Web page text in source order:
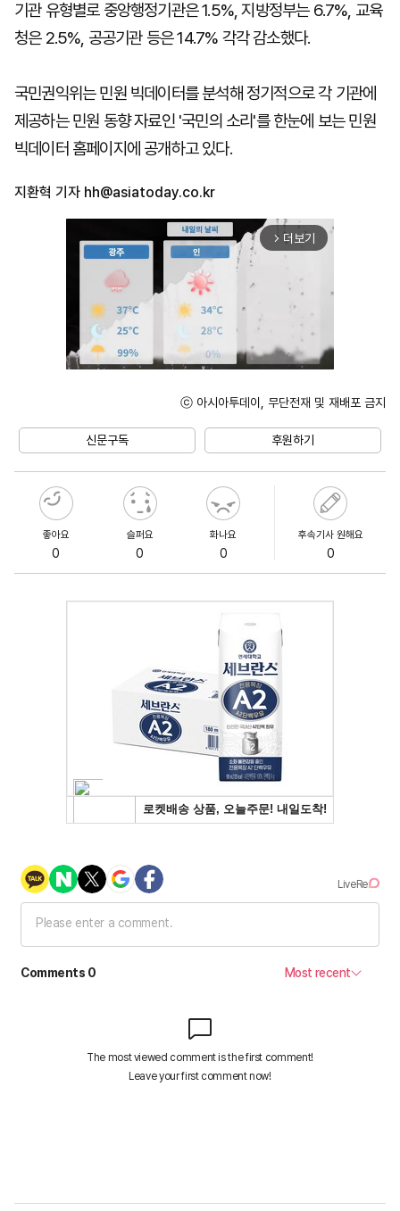
기관 유형별로 중앙행정기관은 1.5%, 지방정부는 6.7%, 교육
청은 2.5%, 공공기관 등은 14.7% 각각 감소했다.
국민권익위는 민원 빅데이터를 분석해 정기적으로 각 기관에
제공하는 민원 동향 자료인 '국민의 소리'를 한눈에 보는 민원
빅데이터 홈페이지에 공개하고 있다.
지환혁 기자 hh@asiatoday.co.kr
arrow_forward_ios 더보기
ⓒ 아시아투데이, 무단전재 및 재배포 금지
신문구독 후원하기
좋아요
0
슬퍼요
0
화나요
0
후속기사 원해요
0